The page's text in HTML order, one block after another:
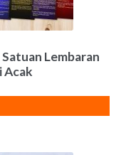
Lembaran
Acak